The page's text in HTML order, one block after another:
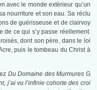
avec le monde extérieur qu’un
nourriture et son eau. Sa réclu
de guérisseuse et de clairvoy
ce qui s’y passe réellement.
dont son père, dans le loi
puis le tombeau du Christ à
Du Domaine des Murmures G
j’ai vu l’infinie cohorte des croi